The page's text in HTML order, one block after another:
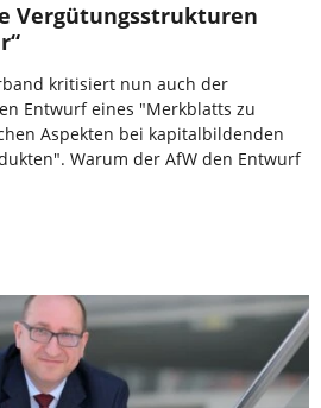
Vergütungsstrukturen
kritisiert nun auch der
Entwurf eines "Merkblatts zu
Aspekten bei kapitalbildenden
Warum der AfW den Entwurf